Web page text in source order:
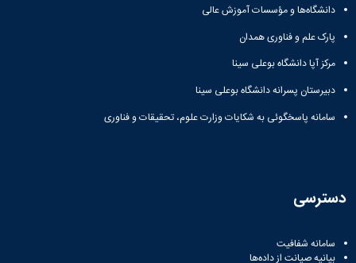
دانشگاه‌ها و مؤسسات آموزش عالی
پارک علم و فناوری همدان
مرکز آپا دانشگاه بوعلی سینا
دبیرستان پسرانه دانشگاه بوعلی سینا
سامانه پاسخگوئی به شکایات وزارت علوم، تحقیقات و فناوری
دسترسی
سامانه شفافیت
بیانیه صیانت از داده‌ها